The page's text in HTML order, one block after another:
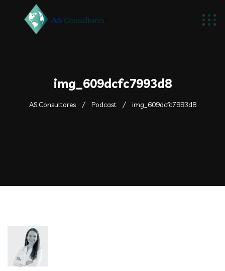
img_609dcfc7993d8
AS Consultores Podcast img_609dcfc7993d8